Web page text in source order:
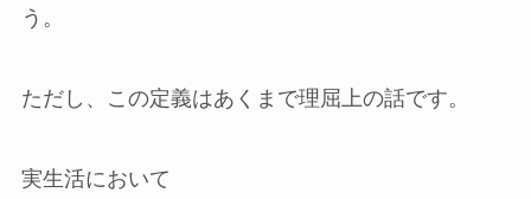
う。
ただし、この定義はあくまで理屈上の話です。
実生活において